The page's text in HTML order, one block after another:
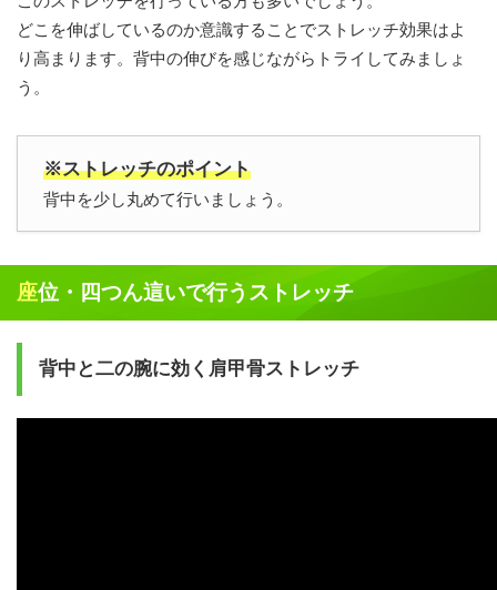
どこを伸ばしているのか意識することでストレッチ効果はよ
り高まります。背中の伸びを感じながらトライしてみましょ
う。
※ストレッチのポイント
背中を少し丸めて行いましょう。
座位・四つん這いで行うストレッチ
背中と二の腕に効く肩甲骨ストレッチ